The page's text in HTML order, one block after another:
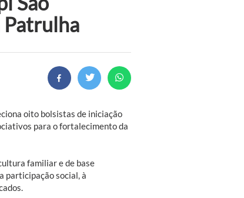
Patrulha
oito bolsistas de iniciação
para o fortalecimento da
familiar e de base
participação social, à